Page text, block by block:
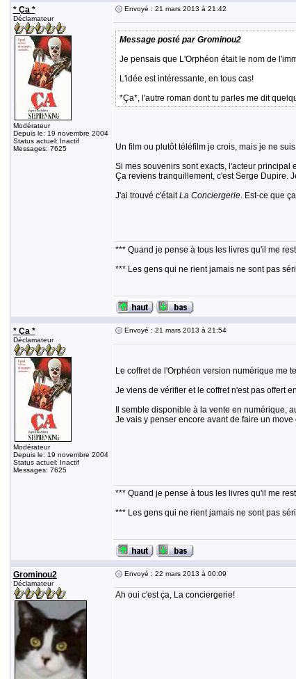
* Ça *
Déclamateur
Modérateur
Depuis le: 19 novembre 2004
Status actuel: Inactif
Messages: 7625
Envoyé : 21 mars 2013 à 21:42
Message posté par Grominou2
Je pensais que L'Orphéon était le nom de
L'idée est intéressante, en tous cas!
*Ça*, l'autre roman dont tu parles me dit
Un film ou plutôt téléfilm je crois, mais je ne
Si mes souvenirs sont exacts, l'acteur principal
Ça reviens tranquillement, c'est Serge Dupire.
J'ai trouvé c'étaitLa Conciergerie. Est-ce que
*** Quand je pense à tous les livres qu'il me
*** Les gens qui ne rient jamais ne sont pas
* Ça *
Déclamateur
Modérateur
Depuis le: 19 novembre 2004
Status actuel: Inactif
Messages: 7625
Envoyé : 21 mars 2013 à 21:54
Le coffret de l'Orphéon version numérique me
Je viens de vérifier et le coffret n'est pas offert
Il semble disponible à la vente en numérique,
Je vais y penser encore avant de faire un
*** Quand je pense à tous les livres qu'il me
*** Les gens qui ne rient jamais ne sont pas
Grominou2
Déclamateur
Envoyé : 22 mars 2013 à 00:09
Ah oui c'est ça, La conciergerie!